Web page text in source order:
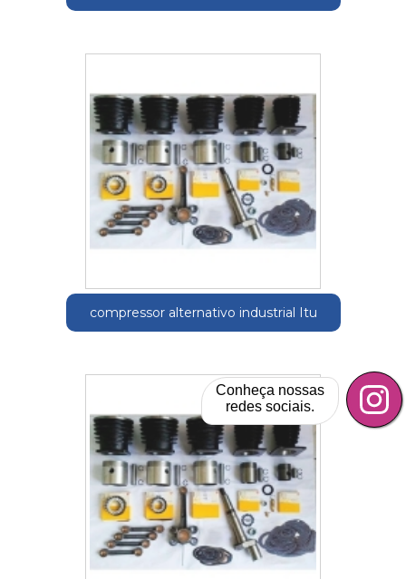
compressor alternativo industrial Itu
Conheça nossas
redes sociais.